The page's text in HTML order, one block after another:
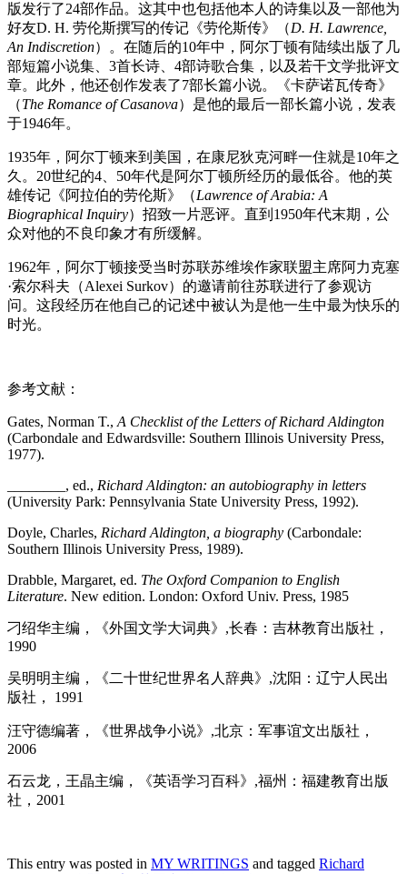
版发行了24部作品。这其中也包括他本人的诗集以及一部他为
好友D. H. 劳伦斯撰写的传记《劳伦斯传》（D. H. Lawrence,
An Indiscretion）。在随后的10年中，阿尔丁顿有陆续出版了几
部短篇小说集、3首长诗、4部诗歌合集，以及若干文学批评文
章。此外，他还创作发表了7部长篇小说。《卡萨诺瓦传奇》
（The Romance of Casanova）是他的最后一部长篇小说，发表
于1946年。
1935年，阿尔丁顿来到美国，在康尼狄克河畔一住就是10年之
久。20世纪的4、50年代是阿尔丁顿所经历的最低谷。他的英
雄传记《阿拉伯的劳伦斯》（Lawrence of Arabia: A
Biographical Inquiry）招致一片恶评。直到1950年代末期，公
众对他的不良印象才有所缓解。
1962年，阿尔丁顿接受当时苏联苏维埃作家联盟主席阿力克塞
·索尔科夫（Alexei Surkov）的邀请前往苏联进行了参观访
问。这段经历在他自己的记述中被认为是他一生中最为快乐的
时光。
参考文献：
Gates, Norman T.,A Checklist of the Letters of Richard Aldington
(Carbondale and Edwardsville: Southern Illinois University Press,
1977).
________, ed., Richard Aldington: an autobiography in letters
(University Park: Pennsylvania State University Press, 1992).
Doyle, Charles, Richard Aldington, a biography (Carbondale:
Southern Illinois University Press, 1989).
Drabble, Margaret, ed. The Oxford Companion to English
Literature. New edition. London: Oxford Univ. Press, 1985
刁绍华主编，《外国文学大词典》,长春：吉林教育出版社，
1990
吴明明主编，《二十世纪世界名人辞典》,沈阳：辽宁人民出
版社， 1991
汪守德编著，《世界战争小说》,北京：军事谊文出版社，
2006
石云龙，王晶主编，《英语学习百科》,福州：福建教育出版
社，2001
This entry was posted in MY WRITINGS and tagged Richard